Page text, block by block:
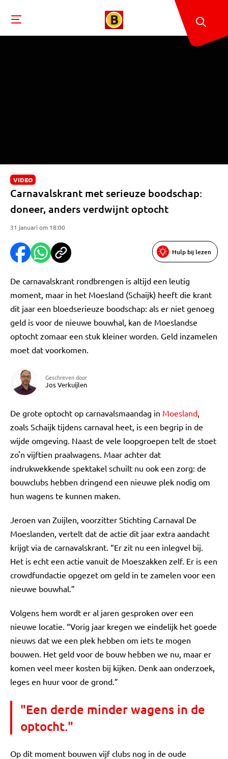
VIDEO
Carnavalskrant met serieuze boodschap:
doneer, anders verdwijnt optocht
31 januari om 18:00
Hulp bij lezen
De carnavalskrant rondbrengen is altijd een leutig
moment, maar in het Moesland (Schaijk) heeft die krant
dit jaar een bloedserieuze boodschap: als er niet genoeg
geld is voor de nieuwe bouwhal, kan de Moeslandse
optocht zomaar een stuk kleiner worden. Geld inzamelen
moet dat voorkomen.
Geschreven door
Jos Verkuijlen
De grote optocht op carnavalsmaandag in Moesland,
zoals Schaijk tijdens carnaval heet, is een begrip in de
wijde omgeving. Naast de vele loopgroepen telt de stoet
zo'n vijftien praalwagens. Maar achter dat
indrukwekkende spektakel schuilt nu ook een zorg: de
bouwclubs hebben dringend een nieuwe plek nodig om
hun wagens te kunnen maken.
Jeroen van Zuijlen, voorzitter Stichting Carnaval De
Moeslanden, vertelt dat de actie dit jaar extra aandacht
krijgt via de carnavalskrant. “Er zit nu een inlegvel bij.
Het is echt een actie vanuit de Moeszakken zelf. Er is een
crowdfundactie opgezet om geld in te zamelen voor een
nieuwe bouwhal.”
Volgens hem wordt er al jaren gesproken over een
nieuwe locatie. “Vorig jaar kregen we eindelijk het goede
nieuws dat we een plek hebben om iets te mogen
bouwen. Het geld voor de bouw hebben we nu, maar er
komen veel meer kosten bij kijken. Denk aan onderzoek,
leges en huur voor de grond.”
"Een derde minder wagens in de
optocht."
Op dit moment bouwen vijf clubs nog in de oude